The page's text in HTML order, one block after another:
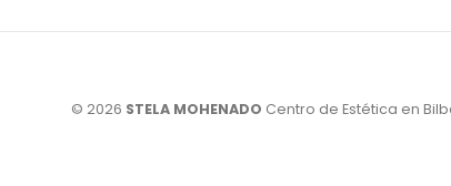
© 2026 STELA MOHENADO Centro de Estética en